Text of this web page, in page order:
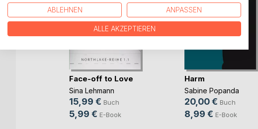
Face-off to Love
Sina Lehmann
15,99 € Buch
5,99 € E-Book
Harm
Sabine Popanda
20,00 € Buch
8,99 € E-Book
ABLEHNEN ANPASSEN
ALLE AKZEPTIEREN